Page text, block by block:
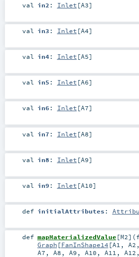
val in2 : Inlet [A3]
val in3 : Inlet [A4]
val in4: Inlet [A5]
val in5 : Inlet [A6]
val in6 : Inlet [A7]
val in7 : Inlet [A8]
val in8 : Inlet [A9]
val in9 : Inlet [A10]
def initialAttributes :
def mapMaterializedValue [M2] (
Graph [FanInShape14 [A1 , A2
A7 , A8 , A9 , A10 , A11 , A12